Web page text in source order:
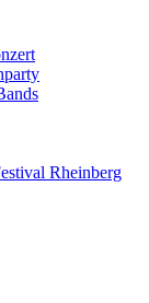
Rheinberg